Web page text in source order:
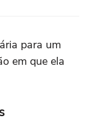
para um
em que ela